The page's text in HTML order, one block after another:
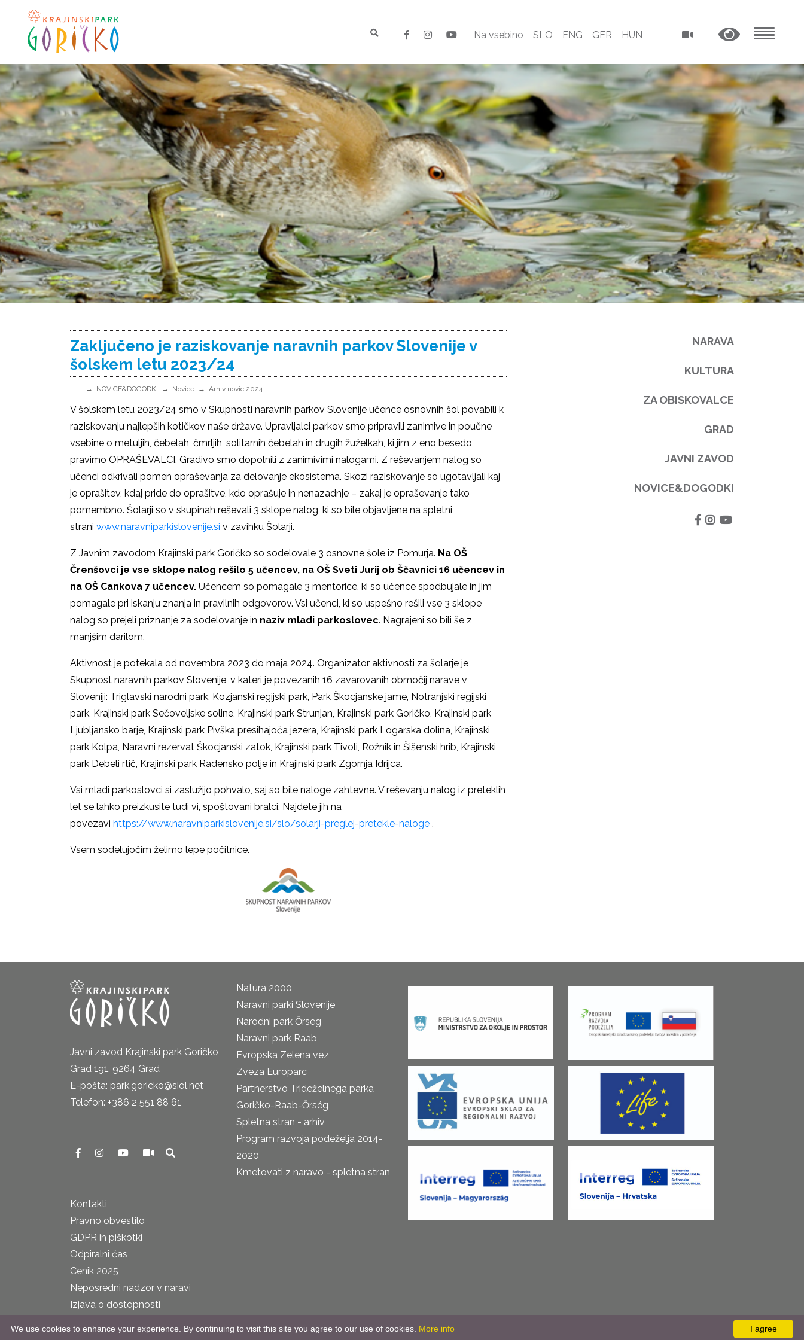
Na vsebino SLO ENG GER HUN
Zaključeno je raziskovanje naravnih parkov Slovenije v
šolskem letu 2023/24
NOVICE&DOGODKI Novice Arhiv novic 2024
V šolskem letu 2023/24 smo v Skupnosti naravnih parkov Slovenije učence osnovnih šol povabili k
raziskovanju najlepših kotičkov naše države. Upravljalci parkov smo pripravili zanimive in poučne
vsebine o metuljih, čebelah, čmrljih, solitarnih čebelah in drugih žuželkah, ki jim z eno besedo
pravimo OPRAŠEVALCI. Gradivo smo dopolnili z zanimivimi nalogami. Z reševanjem nalog so
učenci odkrivali pomen opraševanja za delovanje ekosistema. Skozi raziskovanje so ugotavljali kaj
je oprašitev, kdaj pride do oprašitve, kdo oprašuje in nenazadnje – zakaj je opraševanje tako
pomembno. Šolarji so v skupinah reševali 3 sklope nalog, ki so bile objavljene na spletni
strani www.naravniparkislovenije.si v zavihku Šolarji.
Z Javnim zavodom Krajinski park Goričko so sodelovale 3 osnovne šole iz Pomurja. Na OŠ
Črenšovci je vse sklope nalog rešilo 5 učencev, na OŠ Sveti Jurij ob Ščavnici 16 učencev in
na OŠ Cankova 7 učencev. Učencem so pomagale 3 mentorice, ki so učence spodbujale in jim
pomagale pri iskanju znanja in pravilnih odgovorov. Vsi učenci, ki so uspešno rešili vse 3 sklope
nalog so prejeli priznanje za sodelovanje in naziv mladi parkoslovec. Nagrajeni so bili še z
manjšim darilom.
Aktivnost je potekala od novembra 2023 do maja 2024. Organizator aktivnosti za šolarje je
Skupnost naravnih parkov Slovenije, v kateri je povezanih 16 zavarovanih območij narave v
Sloveniji: Triglavski narodni park, Kozjanski regijski park, Park Škocjanske jame, Notranjski regijski
park, Krajinski park Sečoveljske soline, Krajinski park Strunjan, Krajinski park Goričko, Krajinski park
Ljubljansko barje, Krajinski park Pivška presihajoča jezera, Krajinski park Logarska dolina, Krajinski
park Kolpa, Naravni rezervat Škocjanski zatok, Krajinski park Tivoli, Rožnik in Šišenski hrib, Krajinski
park Debeli rtič, Krajinski park Radensko polje in Krajinski park Zgornja Idrijca.
Vsi mladi parkoslovci si zaslužijo pohvalo, saj so bile naloge zahtevne. V reševanju nalog iz preteklih
let se lahko preizkusite tudi vi, spoštovani bralci. Najdete jih na
povezavi https://www.naravniparkislovenije.si/slo/solarji-preglej-pretekle-naloge .
Vsem sodelujočim želimo lepe počitnice.
NARAVA
KULTURA
ZA OBISKOVALCE
GRAD
JAVNI ZAVOD
NOVICE&DOGODKI
Javni zavod Krajinski park Goričko
Grad 191, 9264 Grad
E-pošta: park.goricko@siol.net
Telefon: +386 2 551 88 61
Kontakti
Pravno obvestilo
GDPR in piškotki
Odpiralni čas
Cenik 2025
Neposredni nadzor v naravi
Izjava o dostopnosti
Natura 2000
Naravni parki Slovenije
Narodni park Őrseg
Naravni park Raab
Evropska Zelena vez
Zveza Europarc
Partnerstvo Trideželnega parka
Goričko-Raab-Őrség
Spletna stran - arhiv
Program razvoja podeželja 2014-
2020
Kmetovati z naravo - spletna stran
I agree
We use cookies to enhance your experience. By continuing to visit this site you agree to our use of cookies. More info